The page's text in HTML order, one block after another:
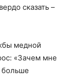
сказать –
медной
«Зачем мне
больше